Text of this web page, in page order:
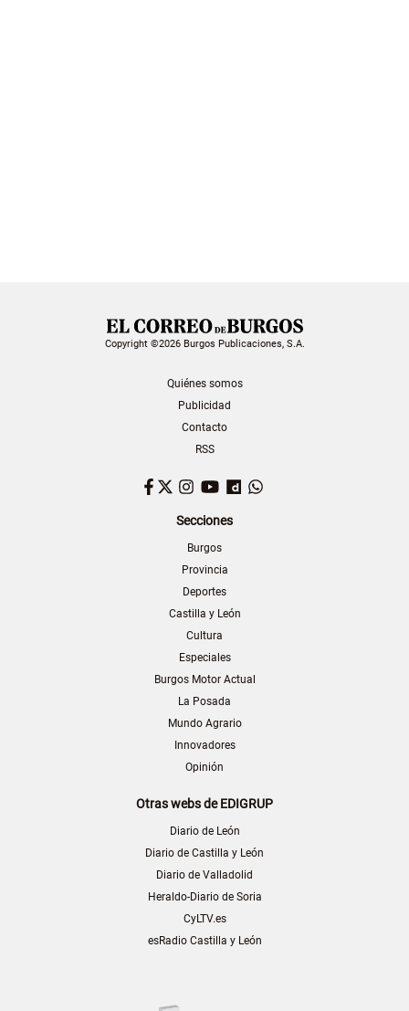
Copyright ©2026 Burgos Publicaciones, S.A.
Quiénes somos
Publicidad
Contacto
RSS
Facebook
TwitterInstagram
YouTubeDailymotion
Secciones
Burgos
Provincia
Deportes
Castilla y León
Cultura
Especiales
Burgos Motor Actual
La Posada
Mundo Agrario
Innovadores
Opinión
Otras webs de EDIGRUP
Diario de León
Diario de Castilla y León
Diario de Valladolid
Heraldo-Diario de Soria
CyLTV.es
esRadio Castilla y León